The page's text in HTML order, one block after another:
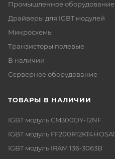
Промышленное оборудование
Драйверы для IGBT модулей
Микросхемы
Транзисторы полевые
В наличии
Серверное оборудование
ТОВАРЫ В НАЛИЧИИ
IGBT модуль CM300DY-12NF
IGBT модуль FF200R12KT4HOSA1
IGBT модуль IRAM 136-3063B